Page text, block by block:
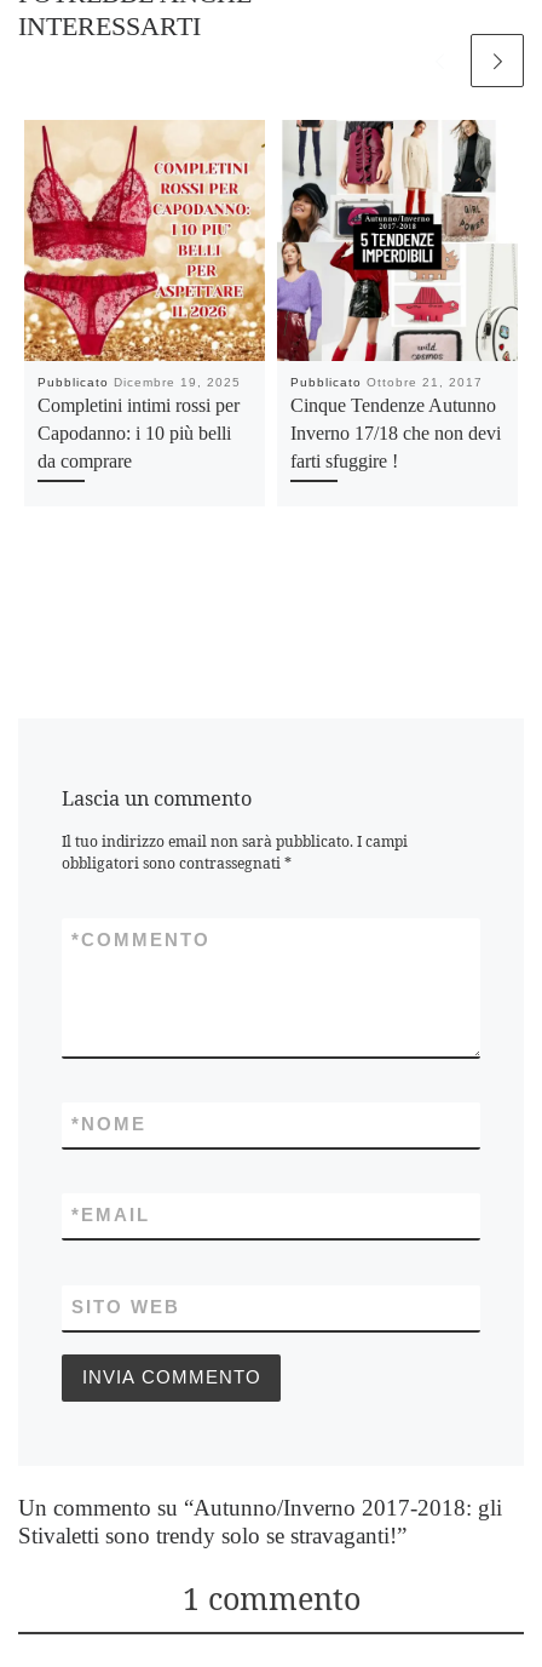
INTERESSARTI
Pubblicato Dicembre 19, 2025
Completini intimi rossi per
Capodanno: i 10 più belli
da comprare
PubblicatoOttobre 21, 2017
Cinque Tendenze Autunno
Inverno 17/18 che non devi
farti sfuggire !
Lascia un commento
Il tuo indirizzo email non sarà pubblicato.I campi
obbligatori sono contrassegnati*
COMMENTO
*
NOME
*
EMAIL
*
SITO WEB
Un commento su “Autunno/Inverno 2017-2018: gli
Stivaletti sono trendy solo se stravaganti!”
1 commento